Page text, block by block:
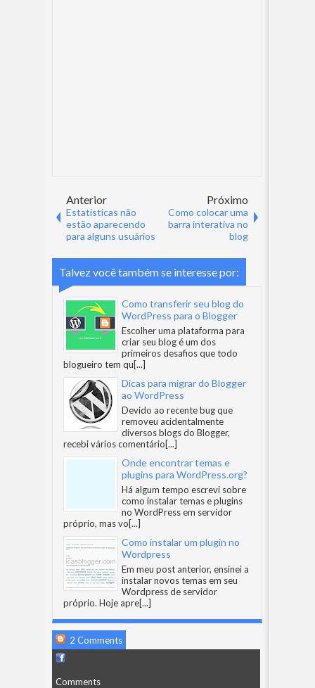
Anterior
Estatísticas não
estão aparecendo
para alguns usuários
Próximo
Como colocar uma
barra interativa no
blog
Talvez você também se interesse por:
Como transferir seu blog do
WordPress para o Blogger
Escolher uma plataforma para
criar seu blog é um dos
primeiros desafios que todo
blogueiro tem qu[...]
Dicas para migrar do Blogger
ao WordPress
Devido ao recente bug que
removeu acidentalmente
diversos blogs do Blogger,
recebi vários comentário[...]
Onde encontrar temas e
plugins para WordPress.org?
Há algum tempo escrevi sobre
como instalar temas e plugins
no WordPress em servidor
próprio, mas vo[...]
Como instalar um plugin no
Wordpress
Em meu post anterior, ensinei a
instalar novos temas em seu
Wordpress de servidor
próprio. Hoje apre[...]
2 Comments
Comments